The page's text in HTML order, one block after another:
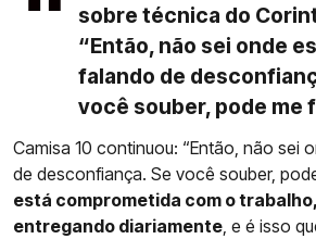
sobre técnica do
“Então, não sei onde
falando de
você souber, pode me
Camisa 10 continuou: “Então, não sei
de desconfiança. Se você souber,
está comprometida com o
entregando diariamente, e é isso